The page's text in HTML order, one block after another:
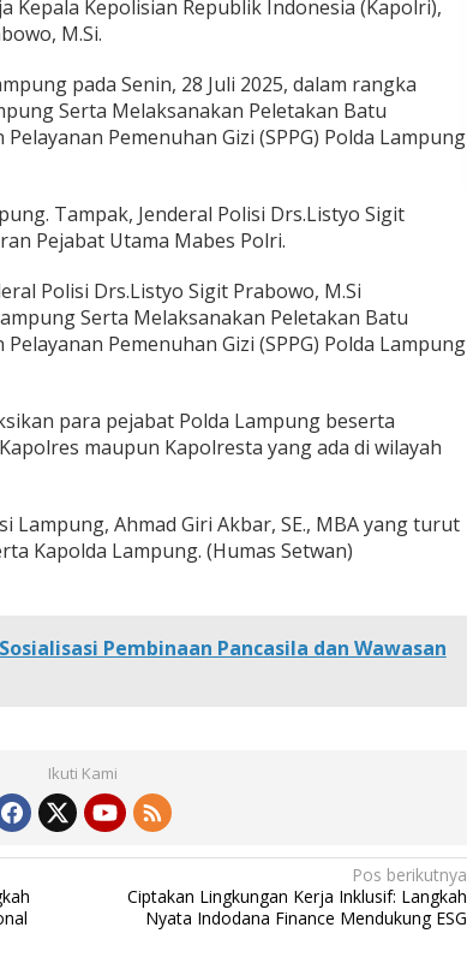
Kepala Kepolisian Republik Indonesia (Kapolri),
M.Si.
pada Senin, 28 Juli 2025, dalam rangka
Serta Melaksanakan Peletakan Batu
Pemenuhan Gizi (SPPG) Polda Lampung
Tampak, Jenderal Polisi Drs.Listyo Sigit
Pejabat Utama Mabes Polri.
Polisi Drs.Listyo Sigit Prabowo, M.Si
Serta Melaksanakan Peletakan Batu
Pemenuhan Gizi (SPPG) Polda Lampung
para pejabat Polda Lampung beserta
maupun Kapolresta yang ada di wilayah
Lampung, Ahmad Giri Akbar, SE., MBA yang turut
Kapolda Lampung. (Humas Setwan)
Pembinaan Pancasila dan Wawasan
Ikuti Kami
Pos berikutnya
Ciptakan Lingkungan Kerja Inklusif: Langkah
Nyata Indodana Finance Mendukung ESG